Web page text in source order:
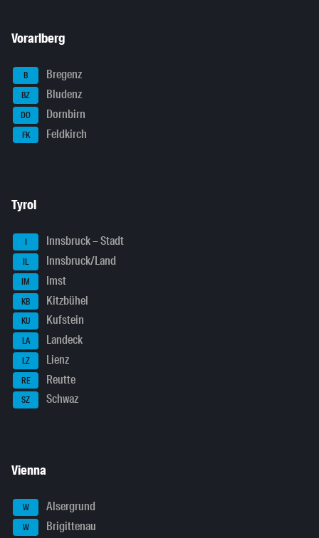
Vorarlberg
B Bregenz
BZ Bludenz
DO Dornbirn
FK Feldkirch
Tyrol
I Innsbruck – Stadt
IL Innsbruck/Land
IM Imst
KB Kitzbühel
KU Kufstein
LA Landeck
LZ Lienz
RE Reutte
SZ Schwaz
Vienna
W Alsergrund
W Brigittenau